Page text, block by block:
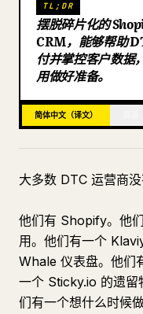
博客
TL;DR
摆脱碎片化的
CRM，能够帮助
付并掌控客户数据
用做好准备。
简体中文（译文）
大多数 DTC 运营商没
他们有 Shopify。他
用。他们有一个
Whale 仪表盘。他们
一个 Sticky.io 的遗留
们有一个想什么时候